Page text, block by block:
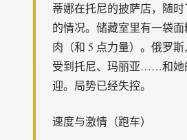
蒂娜在托尼的披萨店，随
的情况。储藏室里有一袋
肉（和 5 点力量）。俄罗斯
受到托尼、玛丽亚……和她
迎。局势已经失控。
速度与激情（跑车）